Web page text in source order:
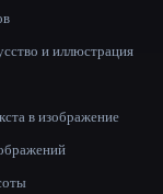
и иллюстрация
в изображение